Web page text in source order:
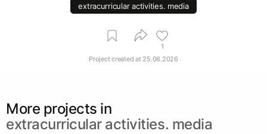
extracurricular activities. media
1
Project created at 25.06.2026
More projects in
extracurricular activities. media